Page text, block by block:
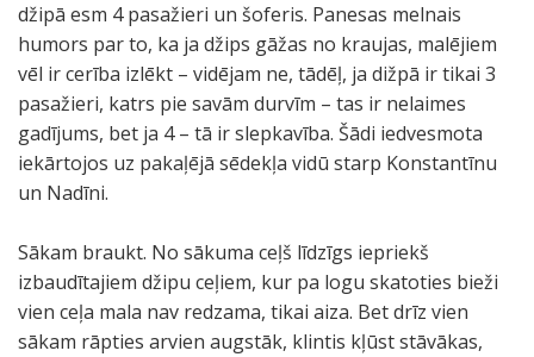
džipā esm 4 pasažieri un šoferis. Panesas melnais
humors par to, ka ja džips gāžas no kraujas, malējiem
vēl ir cerība izlēkt – vidējam ne, tādēļ, ja dižpā ir tikai 3
pasažieri, katrs pie savām durvīm – tas ir nelaimes
gadījums, bet ja 4 – tā ir slepkavība. Šādi iedvesmota
iekārtojos uz pakaļējā sēdekļa vidū starp Konstantīnu
un Nadīni.
Sākam braukt. No sākuma ceļš līdzīgs iepriekš
izbaudītajiem džipu ceļiem, kur pa logu skatoties bieži
vien ceļa mala nav redzama, tikai aiza. Bet drīz vien
sākam rāpties arvien augstāk, klintis kļūst stāvākas,